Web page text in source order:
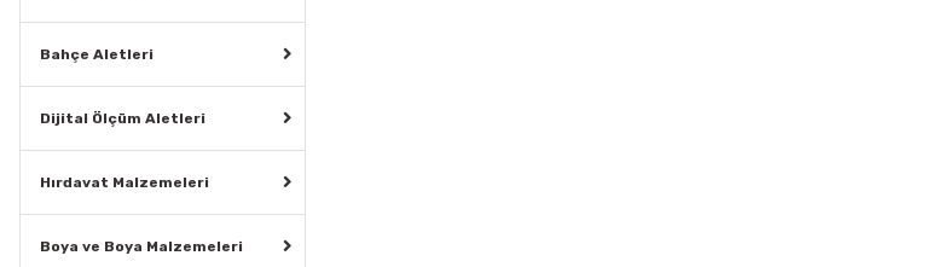
Bahçe Aletleri
Dijital Ölçüm Aletleri
Hırdavat Malzemeleri
Boya ve Boya Malzemeleri